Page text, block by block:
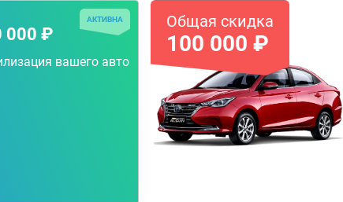
000 ₽
вашего авто
АКТИВНА Общая скидка
100 000 ₽